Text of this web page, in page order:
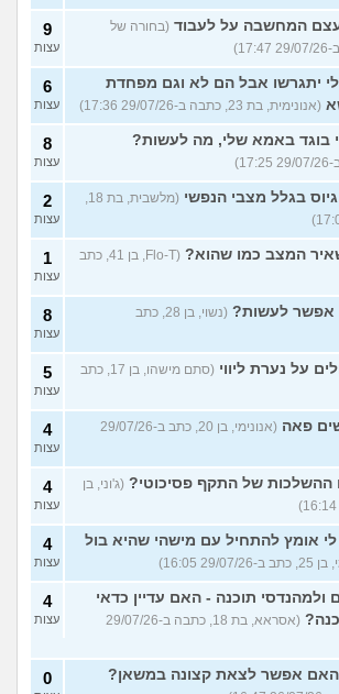
המחשבה על לעבוד (בחורה של
9
עצות
יתגרשו אבל הם לא וגם מפחדת
(אנונימית, בת 23, כתבה ב-29/07/26 17:36)
6
עצות
בוגד באמא שלי, מה לעשות? 8
עצות
בגלל מצבי הנפשי
(מלשבית, בת 18,
2
עצות
המצב כמו שהוא?
(Flo-T, בן 41, כתב
1
עצות
אפשר לעשות?
(נשוי, בן 28, כתב
8
עצות
על נערת ליווי
(סתם מישהו, בן 17, כתב
5
עצות
פאה
(אנונימי, בן 20, כתב ב-29/07/26
4
עצות
ההשלכות של התקף פסיכוטי? (ג'וני, בן
4
עצות
אומץ להתחיל עם מישהי שהיא בול
26 16:05)
4
עצות
תוכנה - האם עדיין כדאי
(אסראא, בת 18, כתבה ב-29/07/26
4
עצות
האם אפשר לצאת קצונה במשאן? 0